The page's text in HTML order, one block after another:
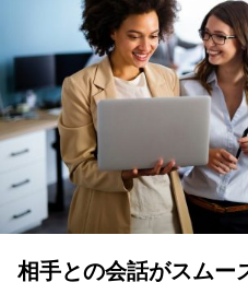
相手との会話がスムー